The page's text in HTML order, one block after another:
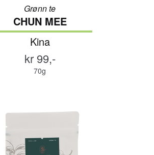
Grønn te
CHUN MEE
Kina
kr 99,-
70g